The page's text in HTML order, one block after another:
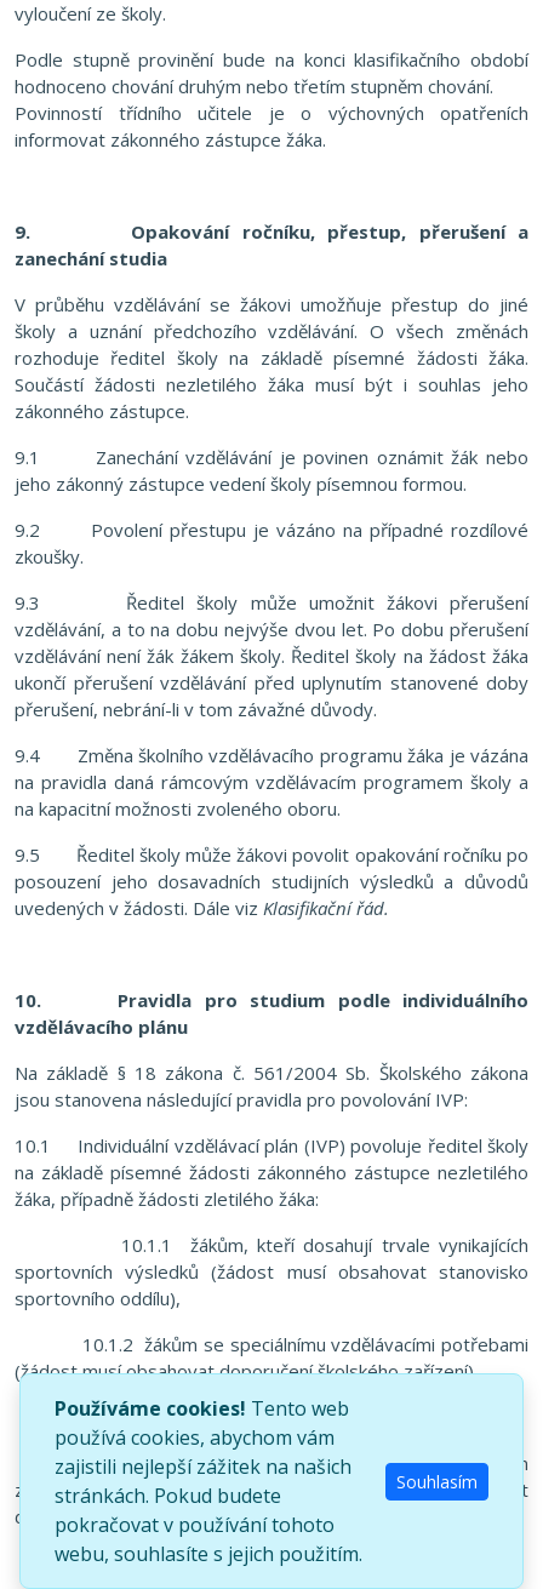
vyloučení ze školy.
Podle stupně provinění bude na konci klasifikačního období
hodnoceno chování druhým nebo třetím stupněm chování.
Povinností třídního učitele je o výchovných opatřeních
informovat zákonného zástupce žáka.
9. Opakování ročníku, přestup, přerušení a
zanechání studia
V průběhu vzdělávání se žákovi umožňuje přestup do jiné
školy a uznání předchozího vzdělávání. O všech změnách
rozhoduje ředitel školy na základě písemné žádosti žáka.
Součástí žádosti nezletilého žáka musí být i souhlas jeho
zákonného zástupce.
9.1 Zanechání vzdělávání je povinen oznámit žák nebo
jeho zákonný zástupce vedení školy písemnou formou.
9.2 Povolení přestupu je vázáno na případné rozdílové
zkoušky.
9.3 Ředitel školy může umožnit žákovi přerušení
vzdělávání, a to na dobu nejvýše dvou let. Po dobu přerušení
vzdělávání není žák žákem školy. Ředitel školy na žádost žáka
ukončí přerušení vzdělávání před uplynutím stanovené doby
přerušení, nebrání-li v tom závažné důvody.
9.4 Změna školního vzdělávacího programu žáka je vázána
na pravidla daná rámcovým vzdělávacím programem školy a
na kapacitní možnosti zvoleného oboru.
9.5 Ředitel školy může žákovi povolit opakování ročníku po
posouzení jeho dosavadních studijních výsledků a důvodů
uvedených v žádosti. Dále viz Klasifikační řád.
10. Pravidla pro studium podle individuálního
vzdělávacího plánu
Na základě § 18 zákona č. 561/2004 Sb. Školského zákona
jsou stanovena následující pravidla pro povolování IVP:
10.1 Individuální vzdělávací plán (IVP) povoluje ředitel školy
na základě písemné žádosti zákonného zástupce nezletilého
žáka, případně žádosti zletilého žáka:
10.1.1 žákům, kteří dosahují trvale vynikajících
sportovních výsledků (žádost musí obsahovat stanovisko
sportovního oddílu),
10.1.2 žákům se speciálnímu vzdělávacími potřebami
(žádost musí obsahovat doporučení školského zařízení),
10.1.3 žákům s mimořádným nadáním,
10.1.4 žákům dlouhodobě nemocným, příp. žákyním
z důvodu těhotenství a mateřství (žádost musí obsahovat
doporučení lékaře),
10.1.5 žákům z jiných závažných důvodů;
Používáme cookies! Tento web
používá cookies, abychom vám
zajistili nejlepší zážitek na našich
stránkách. Pokud budete
pokračovat v používání tohoto
webu, souhlasíte s jejich použitím.
Souhlasím